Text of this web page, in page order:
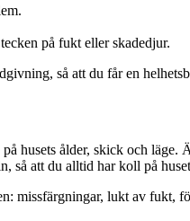
på fukt eller skadedjur.
så att du får en
husets ålder, skick och
så att du alltid har koll på
missfärgningar, lukt av